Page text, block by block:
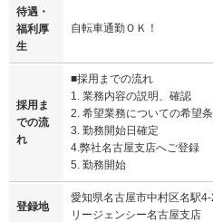
待遇・
福利厚
生
自転車通勤ＯＫ！
採用ま
での流
れ
■採用までの流れ
1. 業務内容の説明、確認
2. 希望業務についての希望
3. 勤務開始日確定
4.弊社名古屋支店へご登録
5. 勤務開始
登録地
愛知県名古屋市中村区名駅
リージェンシー名古屋支店